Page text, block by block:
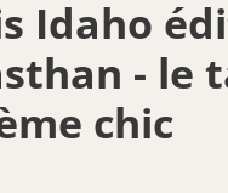
Idaho
- le
chic